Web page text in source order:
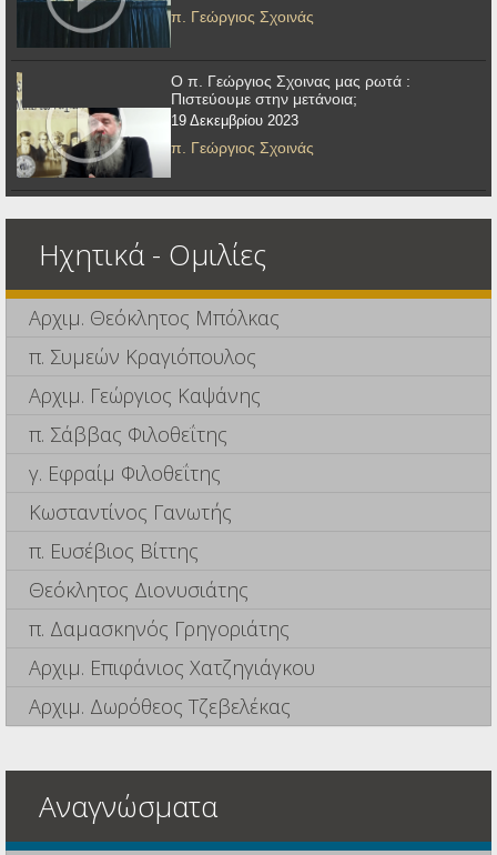
π. Γεώργιος Σχοινάς
Ο π. Γεώργιος Σχοινας μας ρωτά :
Πιστεύουμε στην μετάνοια;
19 Δεκεμβρίου 2023
π. Γεώργιος Σχοινάς
Ηχητικά - Ομιλίες
Αρχιμ. Θεόκλητος Μπόλκας
π. Συμεών Κραγιόπουλος
Αρχιμ. Γεώργιος Καψάνης
π. Σάββας Φιλοθεΐτης
γ. Εφραίμ Φιλοθεΐτης
Κωσταντίνος Γανωτής
π. Ευσέβιος Βίττης
Θεόκλητος Διονυσιάτης
π. Δαμασκηνός Γρηγοριάτης
Αρχιμ. Επιφάνιος Χατζηγιάγκου
Αρχιμ. Δωρόθεος Τζεβελέκας
Αναγνώσματα